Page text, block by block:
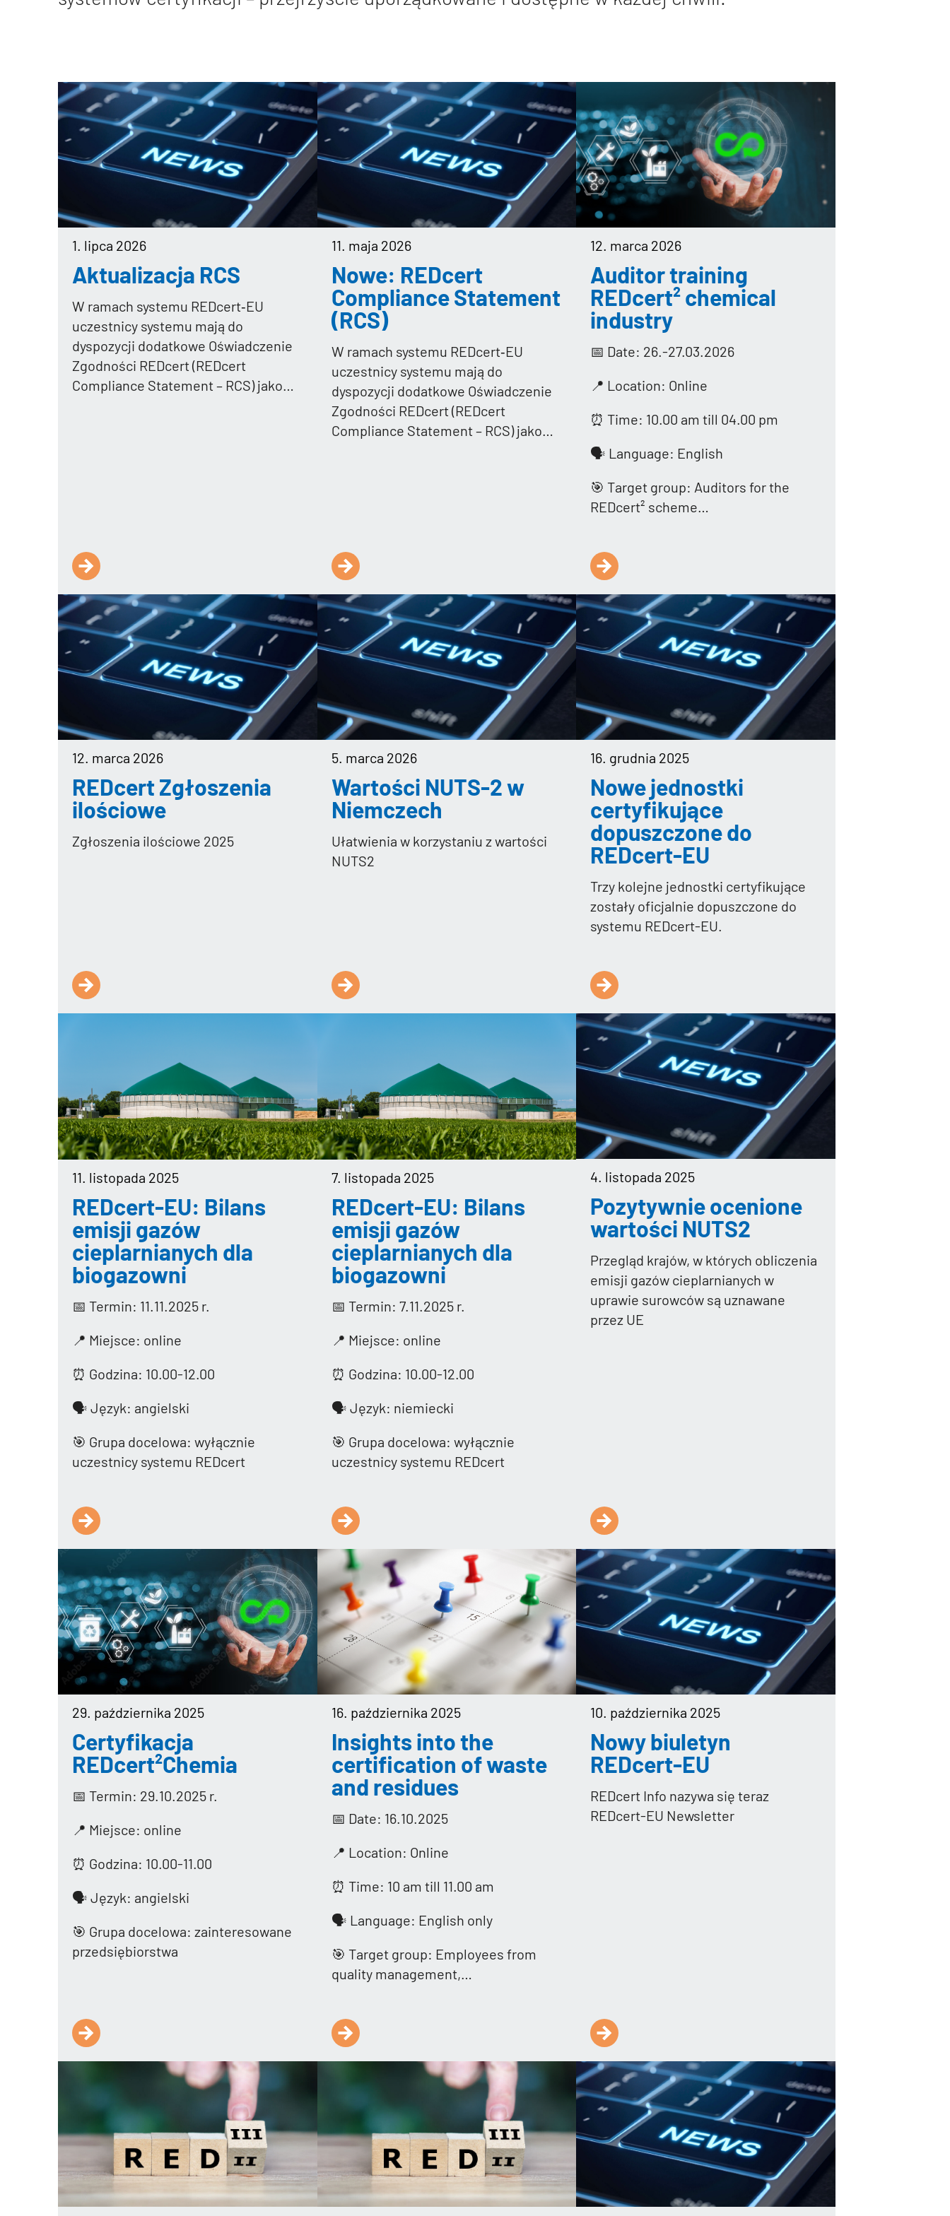
1. lipca 2026
Aktualizacja RCS
W ramach systemu REDcert‑EU
uczestnicy systemu mają do
dyspozycji dodatkowe Oświadczenie
Zgodności REDcert (REDcert
Compliance Statement – RCS) jako…
11. maja 2026
Nowe: REDcert
Compliance Statement
(RCS)
W ramach systemu REDcert‑EU
uczestnicy systemu mają do
dyspozycji dodatkowe Oświadczenie
Zgodności REDcert (REDcert
Compliance Statement – RCS) jako…
12. marca 2026
Auditor training
REDcert² chemical
industry
📅 Date: 26.-27.03.2026
📍 Location: Online
⏰ Time: 10.00 am till 04.00 pm
🗣️ Language: English
🎯 Target group: Auditors for the
REDcert² scheme…
12. marca 2026
REDcert Zgłoszenia
ilościowe
Zgłoszenia ilościowe 2025
5. marca 2026
Wartości NUTS-2 w
Niemczech
Ułatwienia w korzystaniu z wartości
NUTS2
16. grudnia 2025
Nowe jednostki
certyfikujące
dopuszczone do
REDcert-EU
Trzy kolejne jednostki certyfikujące
zostały oficjalnie dopuszczone do
systemu REDcert-EU.
11. listopada 2025
REDcert-EU: Bilans
emisji gazów
cieplarnianych dla
biogazowni
📅 Termin: 11.11.2025 r.
📍 Miejsce: online
⏰ Godzina: 10.00-12.00
🗣️ Język: angielski
🎯 Grupa docelowa: wyłącznie
uczestnicy systemu REDcert
7. listopada 2025
REDcert-EU: Bilans
emisji gazów
cieplarnianych dla
biogazowni
📅 Termin: 7.11.2025 r.
📍 Miejsce: online
⏰ Godzina: 10.00-12.00
🗣️ Język: niemiecki
🎯 Grupa docelowa: wyłącznie
uczestnicy systemu REDcert
4. listopada 2025
Pozytywnie ocenione
wartości NUTS2
Przegląd krajów, w których obliczenia
emisji gazów cieplarnianych w
uprawie surowców są uznawane
przez UE
29. października 2025
Certyfikacja
REDcert²Chemia
📅 Termin: 29.10.2025 r.
📍 Miejsce: online
⏰ Godzina: 10.00-11.00
🗣️ Język: angielski
🎯 Grupa docelowa: zainteresowane
przedsiębiorstwa
16. października 2025
Insights into the
certification of waste
and residues
📅 Date: 16.10.2025
📍 Location: Online
⏰ Time: 10 am till 11.00 am
🗣️ Language: English only
🎯 Target group: Employees from
quality management,…
10. października 2025
Nowy biuletyn
REDcert-EU
REDcert Info nazywa się teraz
REDcert-EU Newsletter